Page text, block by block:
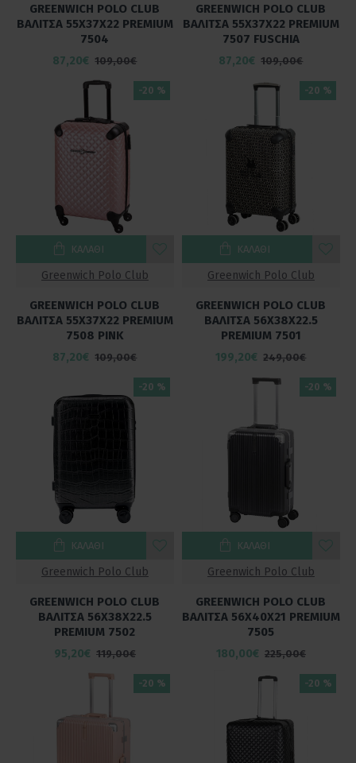
GREENWICH POLO CLUB
ΒΑΛΙΤΣΑ 55Χ37Χ22 PREMIUM
7504
87,20€ 109,00€
GREENWICH POLO CLUB
ΒΑΛΙΤΣΑ 55Χ37Χ22 PREMIUM
7507 FUSCHIA
87,20€ 109,00€
-20 %
Greenwich Polo Club
GREENWICH POLO CLUB
ΒΑΛΙΤΣΑ 55Χ37Χ22 PREMIUM
7508 PINK
87,20€ 109,00€
ΚΑΛΆΘΙ
-20 %
Greenwich Polo Club
GREENWICH POLO CLUB
ΒΑΛΙΤΣΑ 56X38X22.5
PREMIUM 7501
199,20€ 249,00€
ΚΑΛΆΘΙ
-20 %
Greenwich Polo Club
GREENWICH POLO CLUB
ΒΑΛΙΤΣΑ 56X38X22.5
PREMIUM 7502
95,20€ 119,00€
ΚΑΛΆΘΙ
-20 %
Greenwich Polo Club
GREENWICH POLO CLUB
ΒΑΛΙΤΣΑ 56Χ40Χ21 PREMIUM
7505
180,00€ 225,00€
ΚΑΛΆΘΙ
-20 % -20 %